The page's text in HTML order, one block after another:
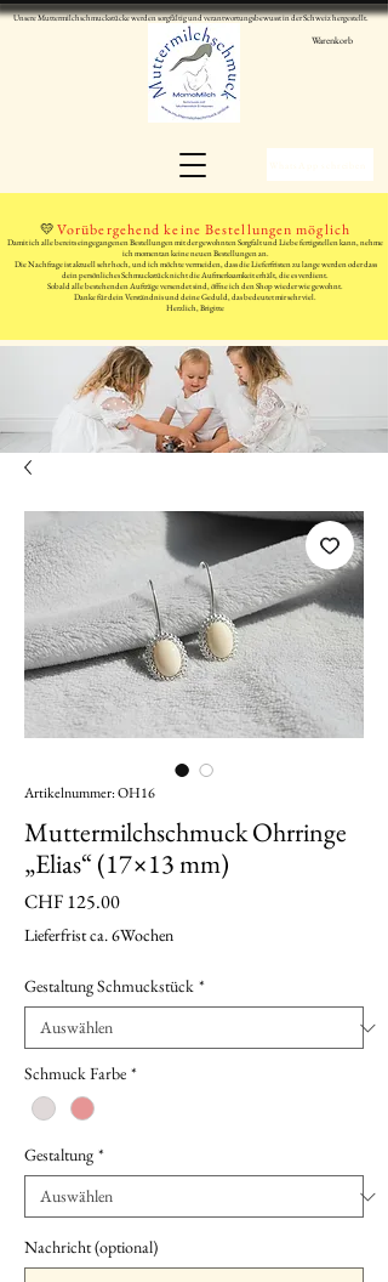
Unsere Muttermilchschmuckstücke werden sorgfältig und verantwortungsbewusst in der Schweiz hergestellt.
Warenkorb
💛Vorübergehend keine Bestellungen möglich
Damit ich alle bereits eingegangenen Bestellungen mit der gewohnten Sorgfalt und Liebe fertigstellen kann, nehme
ich momentan keine neuen Bestellungen an.
Die Nachfrage ist aktuell sehr hoch, und ich möchte vermeiden, dass die Lieferfristen zu lange werden oder dass
dein persönliches Schmuckstück nicht die Aufmerksamkeit erhält, die es verdient.
Sobald alle bestehenden Aufträge versendet sind, öffne ich den Shop wieder wie gewohnt.
Danke für dein Verständnis und deine Geduld, das bedeutet mir sehr viel.
Herzlich, Brigitte
Artikelnummer: OH16
Muttermilchschmuck Ohrringe
„Elias“ (17×13 mm)
CHF 125.00Preis
Lieferfrist ca. 6Wochen
Gestaltung Schmuckstück *
Schmuck Farbe *
Gestaltung *
Nachricht (optional)